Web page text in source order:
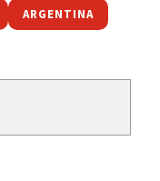
ARGENTINA